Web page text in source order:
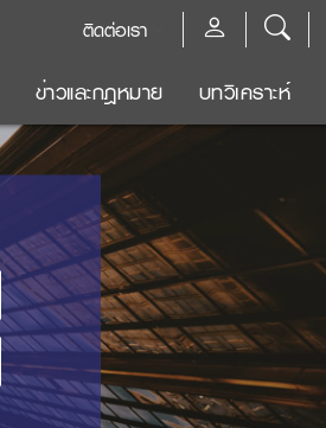
ติดต่อเรา
ข่าวและกฎหมาย บทวิเคราะห์